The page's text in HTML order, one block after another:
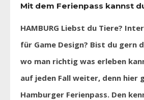
Mit dem Ferienpass kannst
HAMBURG Liebst du Tiere?
für Game Design? Bist du gern
wo man richtig was erleben
auf jeden Fall weiter, denn hier
Hamburger Ferienpass. Den